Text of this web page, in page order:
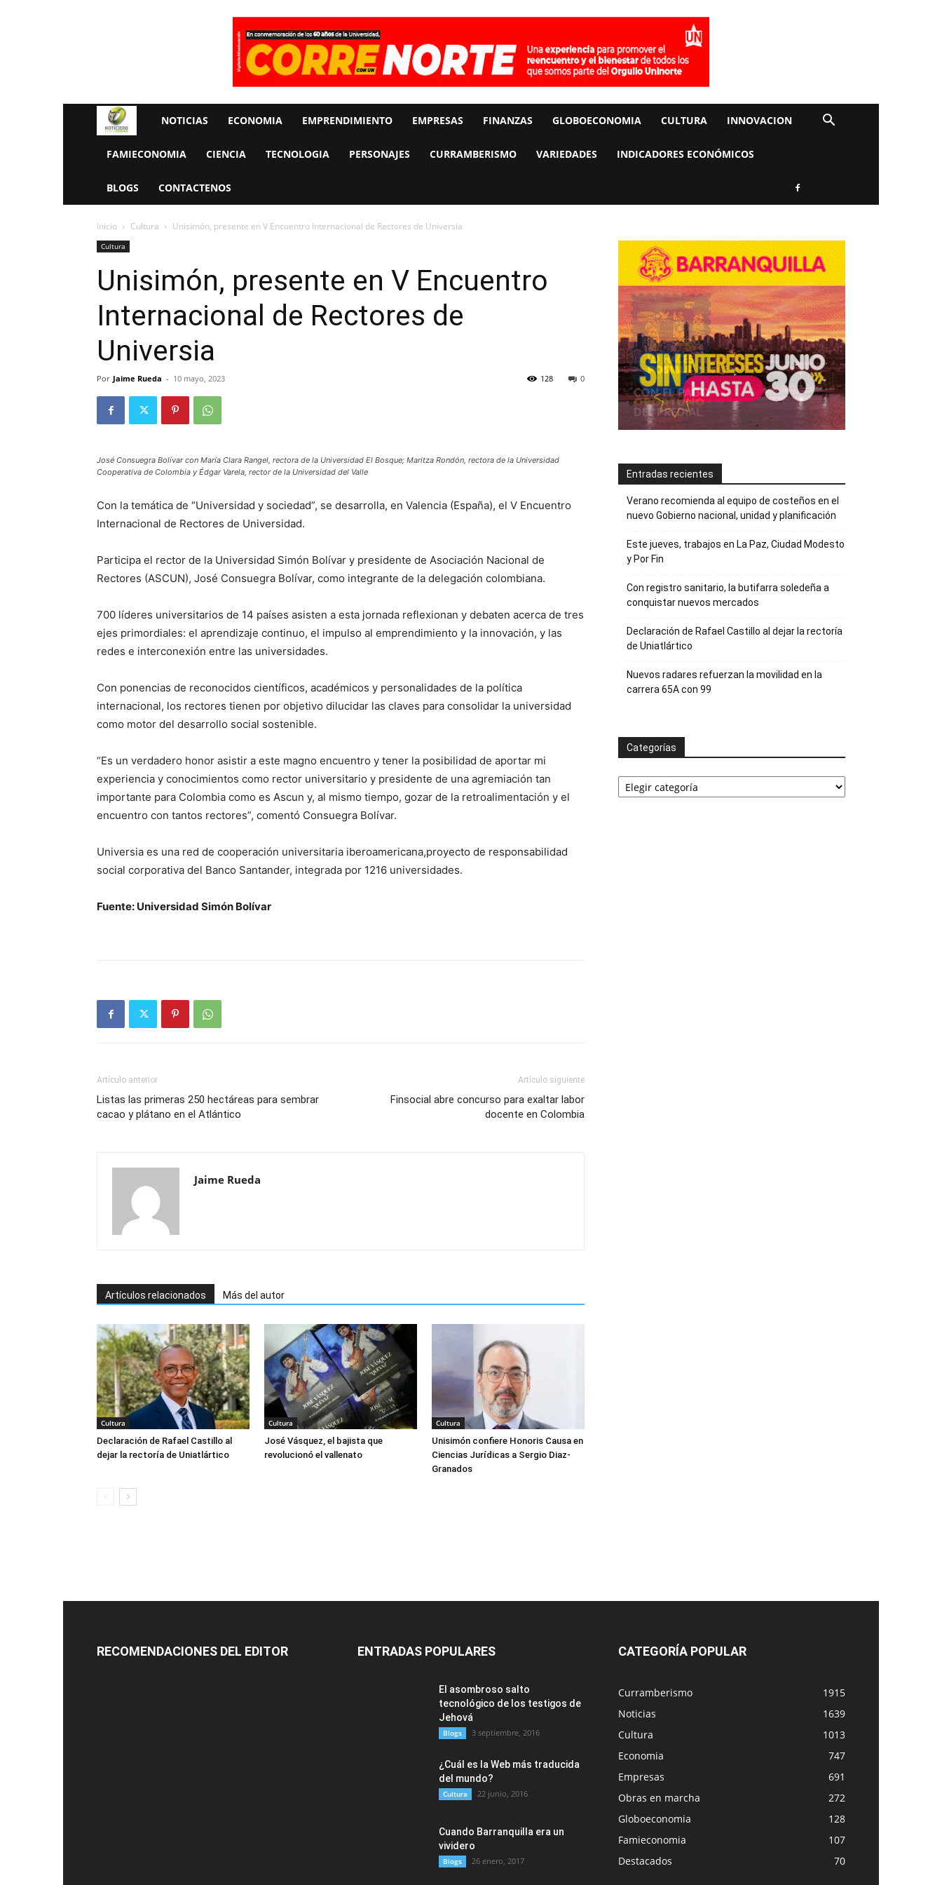
Rueda
La
Economia
NOTICIAS ECONOMIA EMPRENDIMIENTO EMPRESAS FINANZAS GLOBOECONOMIA CULTURA INNOVACION
FAMIECONOMIA CIENCIA TECNOLOGIA PERSONAJES CURRAMBERISMO VARIEDADES INDICADORES ECONÓMICOS
BLOGS CONTACTENOS
Inicio Cultura Unisimón, presente en V Encuentro Internacional de Rectores de Universia
Cultura
Unisimón, presente en V Encuentro
Internacional de Rectores de
Universia
Por Jaime Rueda - 10 mayo, 2023 0
128
José Consuegra Bolívar con María Clara Rangel, rectora de la Universidad El Bosque; Maritza Rondón, rectora de la Universidad
Cooperativa de Colombia y Édgar Varela, rector de la Universidad del Valle
Con la temática de “Universidad y sociedad”, se desarrolla, en Valencia (España), el V Encuentro
Internacional de Rectores de Universidad.
Participa el rector de la Universidad Simón Bolívar y presidente de Asociación Nacional de
Rectores (ASCUN), José Consuegra Bolívar, como integrante de la delegación colombiana.
700 líderes universitarios de 14 países asisten a esta jornada reflexionan y debaten acerca de tres
ejes primordiales: el aprendizaje continuo, el impulso al emprendimiento y la innovación, y las
redes e interconexión entre las universidades.
Con ponencias de reconocidos científicos, académicos y personalidades de la política
internacional, los rectores tienen por objetivo dilucidar las claves para consolidar la universidad
como motor del desarrollo social sostenible.
“Es un verdadero honor asistir a este magno encuentro y tener la posibilidad de aportar mi
experiencia y conocimientos como rector universitario y presidente de una agremiación tan
importante para Colombia como es Ascun y, al mismo tiempo, gozar de la retroalimentación y el
encuentro con tantos rectores”, comentó Consuegra Bolívar.
Universia es una red de cooperación universitaria iberoamericana,proyecto de responsabilidad
social corporativa del Banco Santander, integrada por 1216 universidades.
Fuente: Universidad Simón Bolívar
Artículo anterior
Listas las primeras 250 hectáreas para sembrar
cacao y plátano en el Atlántico
Artículo siguiente
Finsocial abre concurso para exaltar labor
docente en Colombia
Jaime Rueda
Artículos relacionados Más del autor
Cultura
Declaración de Rafael Castillo al
dejar la rectoría de Uniatlártico
Cultura
José Vásquez, el bajista que
revolucionó el vallenato
Cultura
Unisimón confiere Honoris Causa en
Ciencias Jurídicas a Sergio Diaz-
Granados
Entradas recientes
Verano recomienda al equipo de costeños en el
nuevo Gobierno nacional, unidad y planificación
Este jueves, trabajos en La Paz, Ciudad Modesto
y Por Fin
Con registro sanitario, la butifarra soledeña a
conquistar nuevos mercados
Declaración de Rafael Castillo al dejar la rectoría
de Uniatlártico
Nuevos radares refuerzan la movilidad en la
carrera 65A con 99
Categorías
Categorías
RECOMENDACIONES DEL EDITOR ENTRADAS POPULARES
El asombroso salto
tecnológico de los testigos de
Jehová
Blogs 3 septiembre, 2016
¿Cuál es la Web más traducida
del mundo?
Cultura 22 junio, 2016
Cuando Barranquilla era un
vividero
Blogs 26 enero, 2017
CATEGORÍA POPULAR
Curramberismo
1915
Noticias
1639
Cultura
1013
Economia
747
Empresas
691
Obras en marcha
272
Globoeconomia
128
Famieconomia
107
Destacados
70